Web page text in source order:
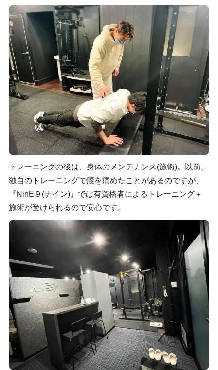
トレーニングの後は、身体のメンテナンス(施術)。以前、
独自のトレーニングで腰を痛めたことがあるのですが、
『NinE９(ナイン)』では有資格者によるトレーニング＋
施術が受けられるので安心です。